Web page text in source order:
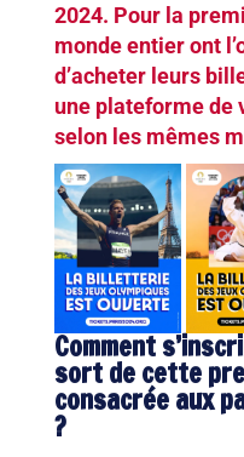
2024. Pour la
monde entier ont
d’acheter leurs
une plateforme de
selon les mêmes
Comment
sort de cette
consacrée aux
?